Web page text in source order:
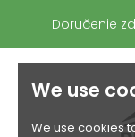
We use
We use cookies
Doručenie